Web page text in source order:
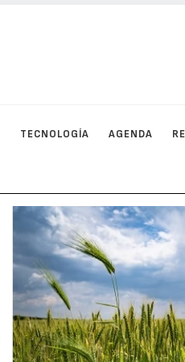
TECNOLOGÍA AGENDA